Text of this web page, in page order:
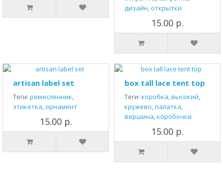
дизайн,открытки
15.00 р.
artisan label set
Теги: ремесленник,
этикетка,орнамент
15.00 р.
box tall lace tent top
Теги: коробка,высокий,
кружево,палатка,
вершина,коробочки
15.00 р.